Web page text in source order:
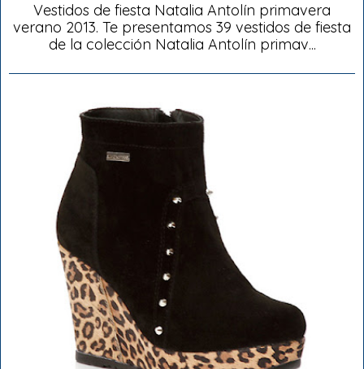
Vestidos de fiesta Natalia Antolín primavera
verano 2013. Te presentamos 39 vestidos de fiesta
de la colección Natalia Antolín primav...